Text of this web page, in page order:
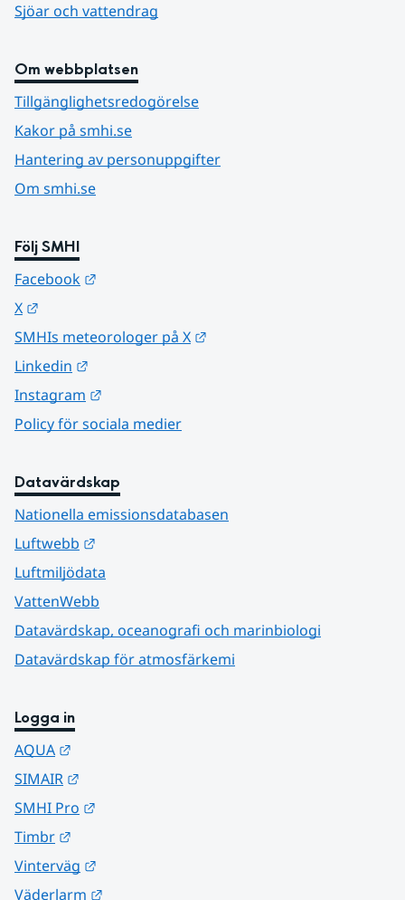
Sjöar och vattendrag
Om webbplatsen
Tillgänglighetsredogörelse
Kakor på smhi.se
Hantering av personuppgifter
Om smhi.se
Följ SMHI
Facebook
X
SMHIs meteorologer på X
Linkedin
Instagram
Policy för sociala medier
Datavärdskap
Nationella emissionsdatabasen
Luftwebb
Luftmiljödata
VattenWebb
Datavärdskap, oceanografi och marinbiologi
Datavärdskap för atmosfärkemi
Logga in
AQUA
SIMAIR
SMHI Pro
Timbr
Vinterväg
Väderlarm